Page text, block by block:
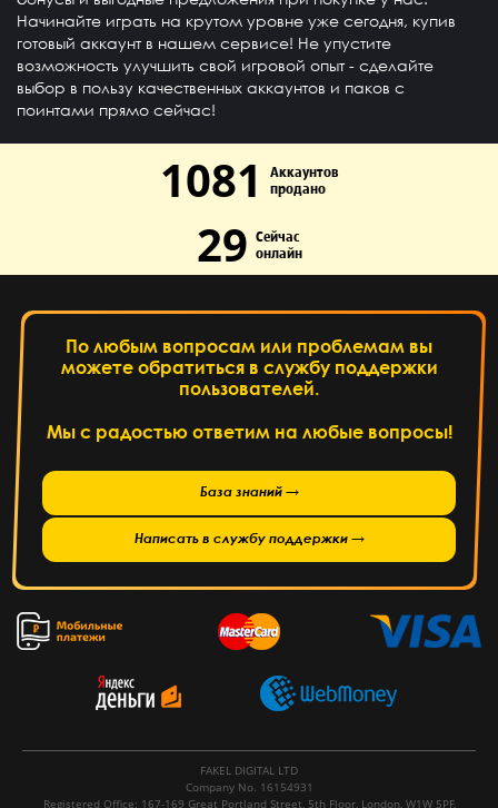
Начинайте играть на крутом уровне уже сегодня, купив
готовый аккаунт в нашем сервисе! Не упустите
возможность улучшить свой игровой опыт - сделайте
выбор в пользу качественных аккаунтов и паков с
поинтами прямо сейчас!
1081
Аккаунтов
продано
29 Сейчас
онлайн
По любым вопросам или проблемам вы
можете обратиться в службу поддержки
пользователей.
Мы с радостью ответим на любые вопросы!
База знаний →
Написать в службу поддержки →
FAKEL DIGITAL LTD
Company No. 16154931
Registered Office: 167-169 Great Portland Street, 5th Floor, London, W1W 5PF,